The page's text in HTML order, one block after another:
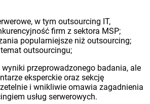
w tym outsourcing IT,
firm z sektora MSP;
popularniejsze niż outsourcing;
outsourcingu;
przeprowadzonego badania, ale
eksperckie oraz sekcję
i wnikliwie omawia zagadnienia
usług serwerowych.